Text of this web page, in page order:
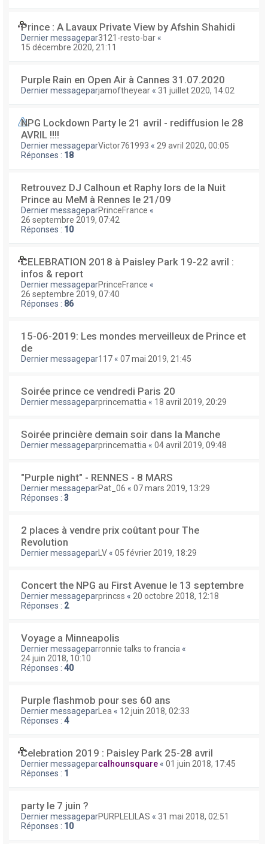
Prince : A Lavaux Private View by Afshin Shahidi
Dernier messagepar3121-resto-bar «
15 décembre 2020, 21:11
Purple Rain en Open Air à Cannes 31.07.2020
Dernier messageparjamoftheyear « 31 juillet 2020, 14:02
NPG Lockdown Party le 21 avril - rediffusion le 28
AVRIL !!!!
Dernier messageparVictor761993 « 29 avril 2020, 00:05
Réponses : 18
Retrouvez DJ Calhoun et Raphy lors de la Nuit
Prince au MeM à Rennes le 21/09
Dernier messageparPrinceFrance «
26 septembre 2019, 07:42
Réponses : 10
CELEBRATION 2018 à Paisley Park 19-22 avril :
infos & report
Dernier messageparPrinceFrance «
26 septembre 2019, 07:40
Réponses : 86
15-06-2019: Les mondes merveilleux de Prince et
de
Dernier messagepar117 « 07 mai 2019, 21:45
Soirée prince ce vendredi Paris 20
Dernier messageparprincemattia « 18 avril 2019, 20:29
Soirée princière demain soir dans la Manche
Dernier messageparprincemattia « 04 avril 2019, 09:48
"Purple night" - RENNES - 8 MARS
Dernier messageparPat_06 « 07 mars 2019, 13:29
Réponses : 3
2 places à vendre prix coûtant pour The
Revolution
Dernier messagepar LV « 05 février 2019, 18:29
Concert the NPG au First Avenue le 13 septembre
Dernier messageparprincss « 20 octobre 2018, 12:18
Réponses : 2
Voyage a Minneapolis
Dernier messageparronnie talks to francia «
24 juin 2018, 10:10
Réponses : 40
Purple flashmob pour ses 60 ans
Dernier messagepar Lea « 12 juin 2018, 02:33
Réponses : 4
Celebration 2019 : Paisley Park 25-28 avril
Dernier messageparcalhounsquare « 01 juin 2018, 17:45
Réponses : 1
party le 7 juin ?
Dernier messageparPURPLELILAS « 31 mai 2018, 02:51
Réponses : 10